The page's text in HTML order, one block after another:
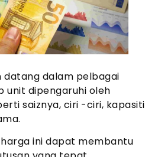
datang dalam pelbagai
unit dipengaruhi oleh
saiznya, ciri -ciri, kapasiti
ini dapat membantu